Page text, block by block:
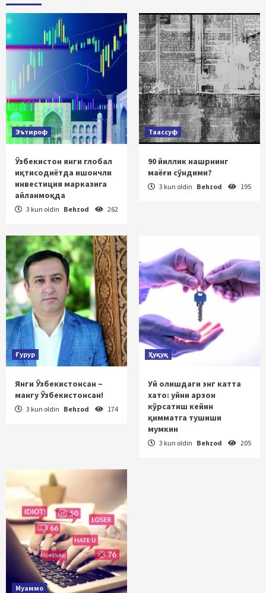
Эътироф
Ўзбекистон янги глобал
иқтисодиётда ишончли
инвестиция марказига
айланмоқда
3 kun oldin Behzod 262
Таассуф
90 йиллик нашрнинг
маёғи сўндими?
3 kun oldin Behzod 195
Ғурур
Янги Ўзбекистонсан –
мангу Ўзбекистонсан!
3 kun oldin Behzod 174
Ҳуқуқ
Уй олишдаги энг катта
хато: уйни арзон
кўрсатиш кейин
қимматга тушиши
мумкин
3 kun oldin Behzod 205
Муаммо